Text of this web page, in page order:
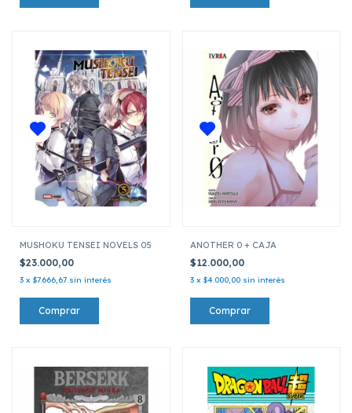
MUSHOKU TENSEI NOVELS 05
$23.000,00
3 x $7.666,67 sin interés
ANOTHER 0 + CAJA
$12.000,00
3 x $4.000,00 sin interés